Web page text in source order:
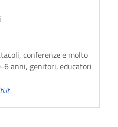
conferenze e molto
anni, genitori, educatori